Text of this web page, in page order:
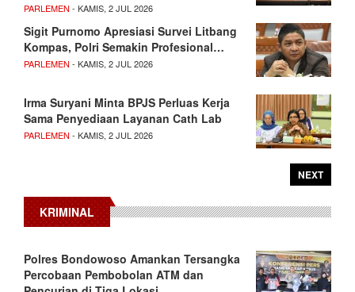
PARLEMEN - KAMIS, 2 JUL 2026
Sigit Purnomo Apresiasi Survei Litbang
Kompas, Polri Semakin Profesional…
PARLEMEN - KAMIS, 2 JUL 2026
Irma Suryani Minta BPJS Perluas Kerja
Sama Penyediaan Layanan Cath Lab
PARLEMEN - KAMIS, 2 JUL 2026
NEXT
KRIMINAL
Polres Bondowoso Amankan Tersangka
Percobaan Pembobolan ATM dan